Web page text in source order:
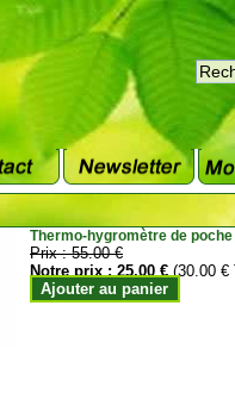
Thermo-hygromètre de poche
Prix :55.00 €
Notre prix :25.00 € (30.00 €
Ajouter au panier